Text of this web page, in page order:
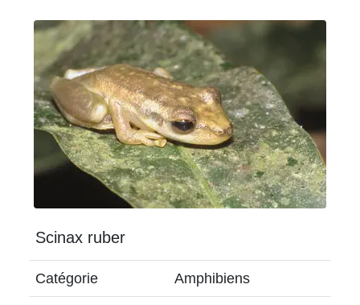
Scinax ruber
Catégorie Amphibiens